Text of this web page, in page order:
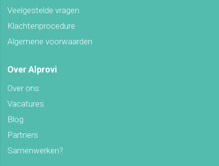
Veelgestelde vragen
Klachtenprocedure
Algemene voorwaarden
Over Alprovi
Over ons
Vacatures
Blog
Partners
Samenwerken?